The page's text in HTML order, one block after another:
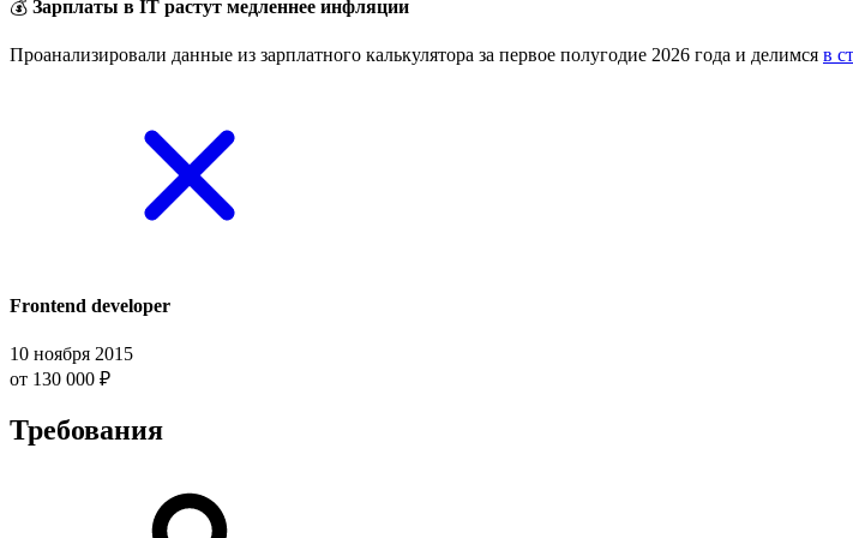
💰 Зарплаты в IT растут медленнее инфляции
Проанализировали данные из зарплатного калькулятора за первое полугодие 2026 года и делимся в
Frontend developer
10 ноября 2015
от 130 000 ₽
Требования